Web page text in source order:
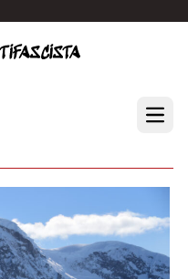
Open